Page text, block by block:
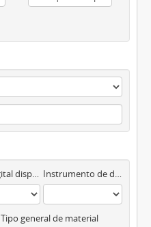
Objeto digital disponibles Instrumento de descripción
Tipo general de material